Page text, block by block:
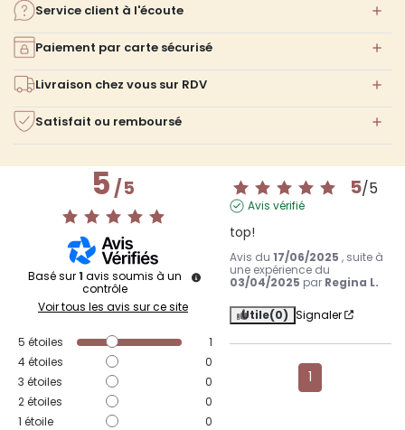
Service client à l'écoute
Paiement par carte sécurisé
Livraison chez vous sur RDV
Satisfait ou remboursé
5/5
Basé sur1 avis soumis à un
contrôle
Voir tous les avis sur ce site
5 étoiles
1
4étoiles
0
3 étoiles
0
2étoiles
0
1 étoile 0
5/5
Avis vérifié
top!
Avis du17/06/2025 , suite à
une expérience du
03/04/2025 par Regina L.
Utile(0) Signaler
1